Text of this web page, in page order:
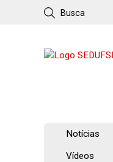
Busca
Notícias
Vídeos